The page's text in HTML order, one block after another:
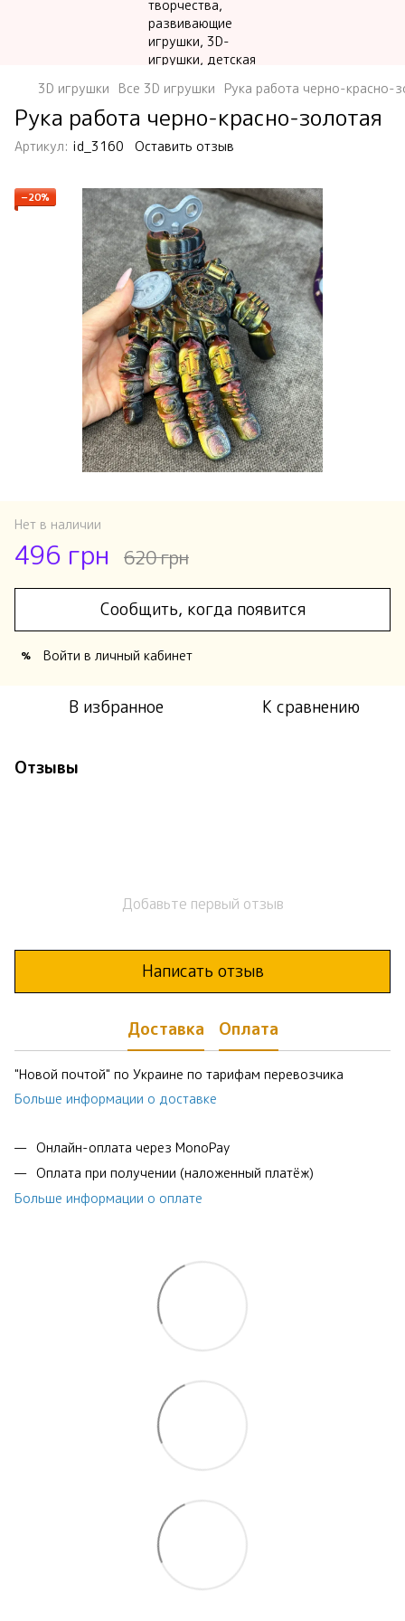
3D игрушки Все 3D игрушки Рука работа черно-красно-
Рука работа черно-красно-золотая
Артикул: id_3160 Оставить отзыв
−20%
Нет в наличии
496 грн 620 грн
Сообщить, когда появится
% Войти в личный кабинет
В избранное К сравнению
Отзывы
Добавьте первый отзыв
Написать отзыв
Доставка Оплата
"Новой почтой" по Украине по тарифам перевозчика
Больше информации о доставке
Онлайн-оплата через MonoPay
Оплата при получении (наложенный платёж)
Больше информации о оплате